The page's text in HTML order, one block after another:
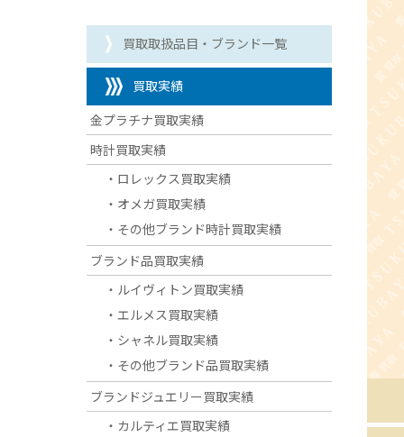
買取取扱品目・ブランド一覧
買取実績
金プラチナ買取実績
時計買取実績
・ロレックス買取実績
・オメガ買取実績
・その他ブランド時計買取実績
ブランド品買取実績
・ルイヴィトン買取実績
・エルメス買取実績
・シャネル買取実績
・その他ブランド品買取実績
ブランドジュエリー買取実績
・カルティエ買取実績